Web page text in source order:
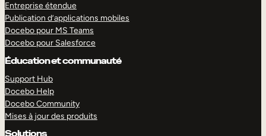
Entreprise étendue
Publication d’applications mobiles
Docebo pour MS Teams
Docebo pour Salesforce
Éducation et communauté
Support Hub
Docebo Help
Docebo Community
Mises à jour des produits
Solutions